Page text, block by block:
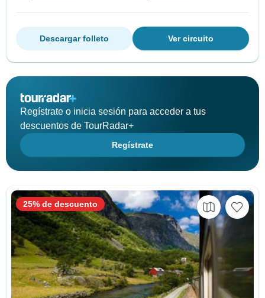
Ver circuito
Descargar folleto
Regístrate o inicia sesión para acceder a tus
descuentos de TourRadar+
Regístrate
25% de descuento